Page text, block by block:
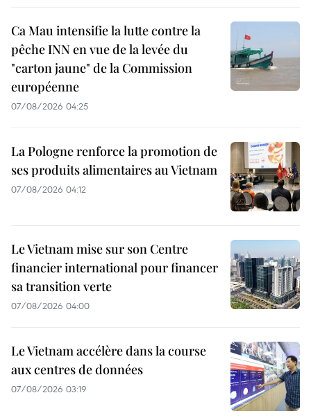
Ca Mau intensifie la lutte contre la
pêche INN en vue de la levée du
"carton jaune" de la Commission
européenne
07/08/2026 04:25
La Pologne renforce la promotion de
ses produits alimentaires au Vietnam
07/08/2026 04:12
Le Vietnam mise sur son Centre
financier international pour financer
sa transition verte
07/08/2026 04:00
Le Vietnam accélère dans la course
aux centres de données
07/08/2026 03:19